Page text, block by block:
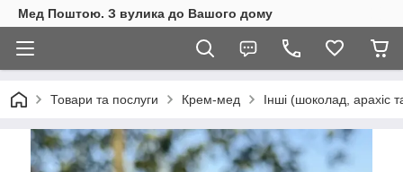
Мед Поштою. З вулика до Вашого дому
Товари та послуги Крем-мед Інші (шоколад, арахіс